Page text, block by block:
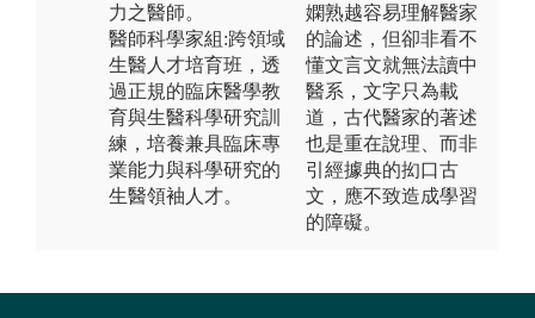
力之醫師。
醫師科學家組:跨領域
生醫人才培育班，透
過正規的臨床醫學教
育與生醫科學研究訓
練，培養兼具臨床專
業能力與科學研究的
生醫領袖人才。
嫻熟越容易理解醫家
的論述，但卻非看不
懂文言文就無法讀中
醫系，文字只為載
道，古代醫家的著述
也是重在說理、而非
引經據典的抝口古
文，應不致造成學習
的障礙。